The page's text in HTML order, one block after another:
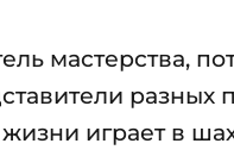
мастерства,
разных
играет в